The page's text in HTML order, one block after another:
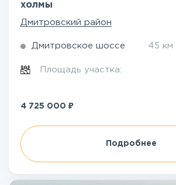
холмы
Дмитровский район
Дмитровское шоссе 45 км
Площадь участка:
4 725 000 ₽
Подробнее